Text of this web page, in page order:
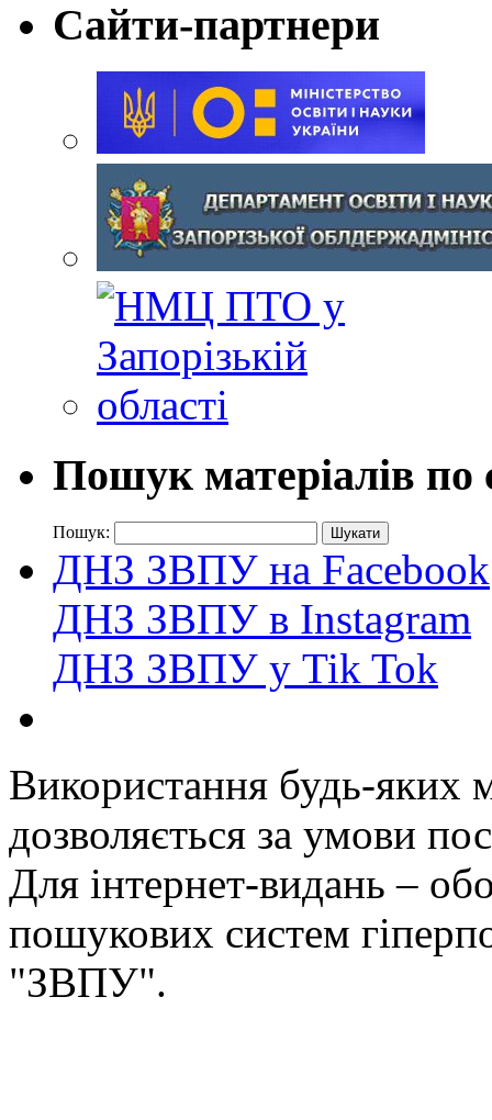
Сайти-партнери
Пошук матеріалів по
Пошук:
ДНЗ ЗВПУ на Facebook
ДНЗ ЗВПУ в Instagram
ДНЗ ЗВПУ у Tik Tok
Використання будь-яких
дозволяється за умови
Для інтернет-видань –
пошукових систем
"ЗВПУ".